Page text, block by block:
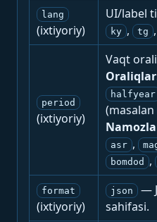
lang
(ixtiyoriy)
UI/label
ky , tg ,
period
(ixtiyoriy)
Vaqt
halfyear
(masalan
asr ,
bomdod ,
format
(ixtiyoriy)
json —
sahifasi.